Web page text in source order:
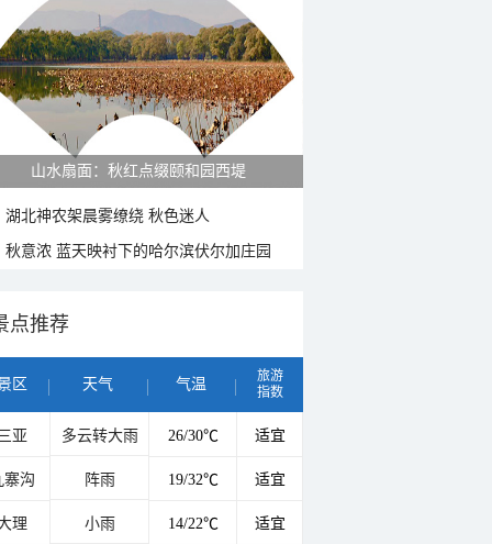
紫菊满山坡 黄山坡山村秋色正好
湖北神农架晨雾缭绕 秋色迷人
秋意浓 蓝天映衬下的哈尔滨伏尔加庄园
点推荐
区 天气 气温
旅游
指数
亚 多云转大雨 26/30℃ 适宜
寨沟 阵雨 19/32℃ 适宜
理 小雨 14/22℃ 适宜